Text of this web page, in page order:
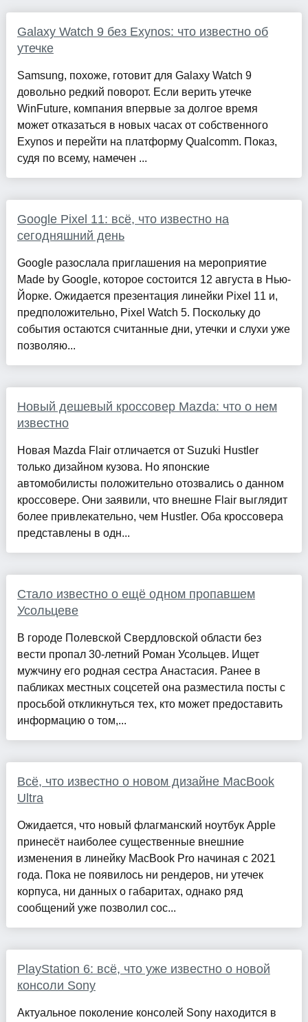
Galaxy Watch 9 без Exynos: что известно об
утечке
Samsung, похоже, готовит для Galaxy Watch 9
довольно редкий поворот. Если верить утечке
WinFuture, компания впервые за долгое время
может отказаться в новых часах от собственного
Exynos и перейти на платформу Qualcomm. Показ,
судя по всему, намечен ...
Google Pixel 11: всё, что известно на
сегодняшний день
Google разослала приглашения на мероприятие
Made by Google, которое состоится 12 августа в Нью-
Йорке. Ожидается презентация линейки Pixel 11 и,
предположительно, Pixel Watch 5. Поскольку до
события остаются считанные дни, утечки и слухи уже
позволяю...
Новый дешевый кроссовер Mazda: что о нем
известно
Новая Mazda Flair отличается от Suzuki Hustler
только дизайном кузова. Но японские
автомобилисты положительно отозвались о данном
кроссовере. Они заявили, что внешне Flair выглядит
более привлекательно, чем Hustler. Оба кроссовера
представлены в одн...
Стало известно о ещё одном пропавшем
Усольцеве
В городе Полевской Свердловской области без
вести пропал 30-летний Роман Усольцев. Ищет
мужчину его родная сестра Анастасия. Ранее в
пабликах местных соцсетей она разместила посты с
просьбой откликнуться тех, кто может предоставить
информацию о том,...
Всё, что известно о новом дизайне MacBook
Ultra
Ожидается, что новый флагманский ноутбук Apple
принесёт наиболее существенные внешние
изменения в линейку MacBook Pro начиная с 2021
года. Пока не появилось ни рендеров, ни утечек
корпуса, ни данных о габаритах, однако ряд
сообщений уже позволил сос...
PlayStation 6: всё, что уже известно о новой
консоли Sony
Актуальное поколение консолей Sony находится в